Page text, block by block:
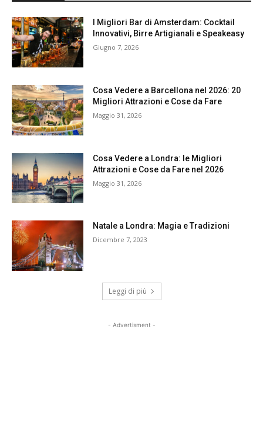
I Migliori Bar di Amsterdam: Cocktail
Innovativi, Birre Artigianali e Speakeasy
Giugno 7, 2026
Cosa Vedere a Barcellona nel 2026: 20
Migliori Attrazioni e Cose da Fare
Maggio 31, 2026
Cosa Vedere a Londra: le Migliori
Attrazioni e Cose da Fare nel 2026
Maggio 31, 2026
Natale a Londra: Magia e Tradizioni
Dicembre 7, 2023
Leggi di più
- Advertisment -